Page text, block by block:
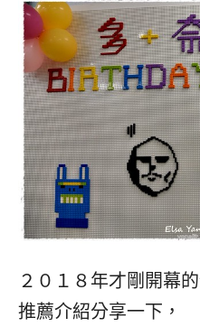
２０１８年才剛開幕
推薦介紹分享一下，